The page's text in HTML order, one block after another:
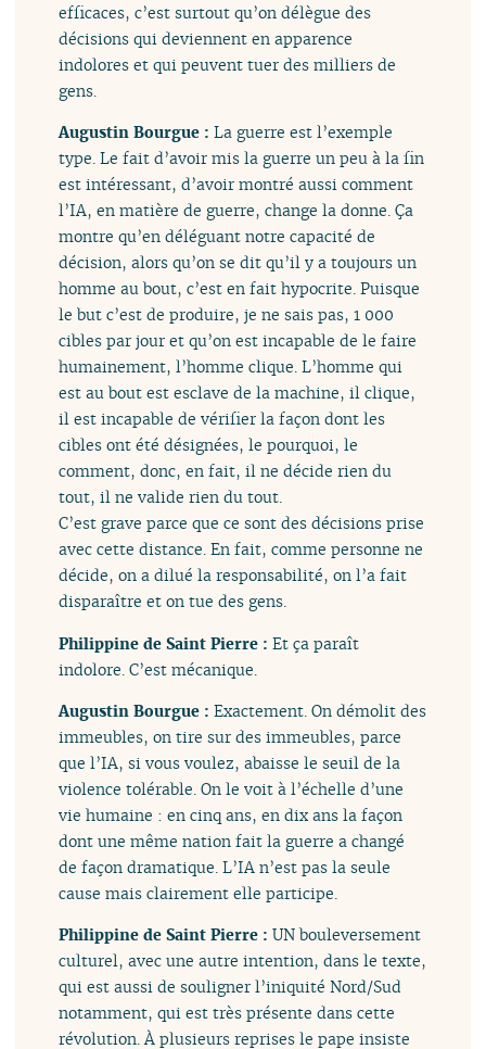
efficaces, c’est surtout qu’on délègue des
décisions qui deviennent en apparence
indolores et qui peuvent tuer des milliers de
gens.
Augustin Bourgue :La guerre est l’exemple
type. Le fait d’avoir mis la guerre un peu à la fin
est intéressant, d’avoir montré aussi comment
l’IA, en matière de guerre, change la donne. Ça
montre qu’en déléguant notre capacité de
décision, alors qu’on se dit qu’il y a toujours un
homme au bout, c’est en fait hypocrite. Puisque
le but c’est de produire, je ne sais pas, 1 000
cibles par jour et qu’on est incapable de le faire
humainement, l’homme clique. L’homme qui
est au bout est esclave de la machine, il clique,
il est incapable de vérifier la façon dont les
cibles ont été désignées, le pourquoi, le
comment, donc, en fait, il ne décide rien du
tout, il ne valide rien du tout.
C’est grave parce que ce sont des décisions prise
avec cette distance. En fait, comme personne ne
décide, on a dilué la responsabilité, on l’a fait
disparaître et on tue des gens.
Philippine de Saint Pierre :Et ça paraît
indolore. C’est mécanique.
Augustin Bourgue :Exactement. On démolit des
immeubles, on tire sur des immeubles, parce
que l’IA, si vous voulez, abaisse le seuil de la
violence tolérable. On le voit à l’échelle d’une
vie humaine : en cinq ans, en dix ans la façon
dont une même nation fait la guerre a changé
de façon dramatique. L’IA n’est pas la seule
cause mais clairement elle participe.
Philippine de Saint Pierre :UN bouleversement
culturel, avec une autre intention, dans le texte,
qui est aussi de souligner l’iniquité Nord/Sud
notamment, qui est très présente dans cette
révolution. À plusieurs reprises le pape insiste